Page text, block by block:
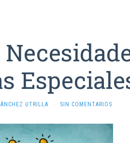
UTRILLA · SIN COMENTARIOS